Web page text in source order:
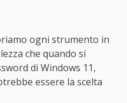
ogni strumento in
che quando si
di Windows 11,
essere la scelta